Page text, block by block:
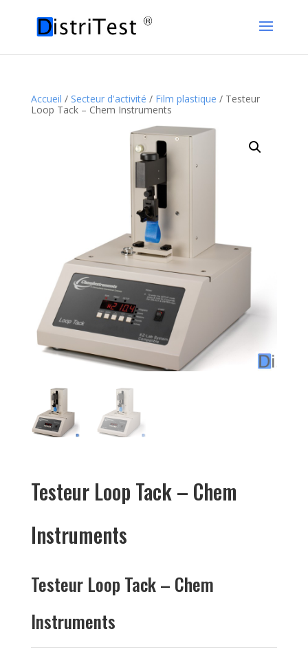
Accueil / Secteur d'activité / Film plastique / Testeur
Loop Tack – Chem Instruments
Testeur Loop Tack – Chem
Instruments
Testeur Loop Tack – Chem
Instruments